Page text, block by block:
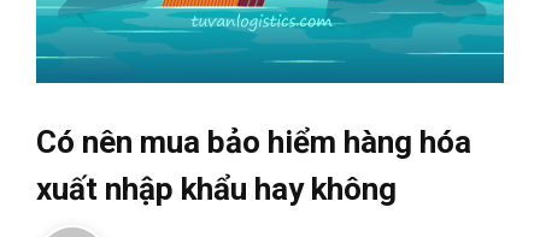
Có nên mua bảo hiểm hàng hóa
xuất nhập khẩu hay không